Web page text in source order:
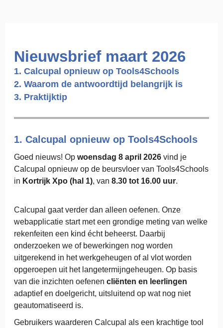
Nieuwsbrief maart 2026
1. Calcupal opnieuw op Tools4Schools
2. Waarom de antwoordtijd belangrijk is
3. Praktijktip
1. Calcupal opnieuw op Tools4Schools
Goed nieuws! Op woensdag 8 april 2026 vind je
Calcupal opnieuw op de beursvloer van Tools4Schools
in Kortrijk Xpo (hal 1), van 8.30 tot 16.00 uur.
Calcupal gaat verder dan alleen oefenen. Onze
webapplicatie start met een grondige meting van welke
rekenfeiten een kind écht beheerst. Daarbij
onderzoeken we of bewerkingen nog worden
uitgerekend in het werkgeheugen of al vlot worden
opgeroepen uit het langetermijngeheugen. Op basis
van die inzichten oefenen cliënten en leerlingen
adaptief en doelgericht, uitsluitend op wat nog niet
geautomatiseerd is.
Gebruikers waarderen Calcupal als een krachtige tool